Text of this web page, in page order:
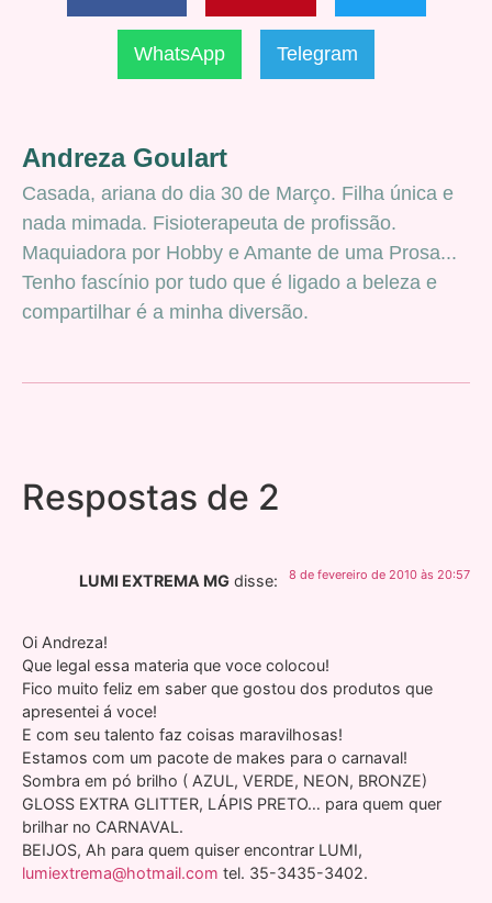
WhatsApp Telegram
Andreza Goulart
Casada, ariana do dia 30 de Março. Filha única e
nada mimada. Fisioterapeuta de profissão.
Maquiadora por Hobby e Amante de uma Prosa...
Tenho fascínio por tudo que é ligado a beleza e
compartilhar é a minha diversão.
Respostas de 2
LUMI EXTREMA MG disse: 8 de fevereiro de 2010 às 20:57
Oi Andreza!
Que legal essa materia que voce colocou!
Fico muito feliz em saber que gostou dos produtos que
apresentei á voce!
E com seu talento faz coisas maravilhosas!
Estamos com um pacote de makes para o carnaval!
Sombra em pó brilho ( AZUL, VERDE, NEON, BRONZE)
GLOSS EXTRA GLITTER, LÁPIS PRETO… para quem quer
brilhar no CARNAVAL.
BEIJOS, Ah para quem quiser encontrar LUMI,
lumiextrema@hotmail.com tel. 35-3435-3402.